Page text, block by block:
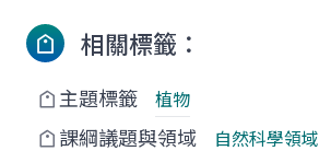
相關標籤：
主題標籤 植物
課綱議題與領域 自然科學領域